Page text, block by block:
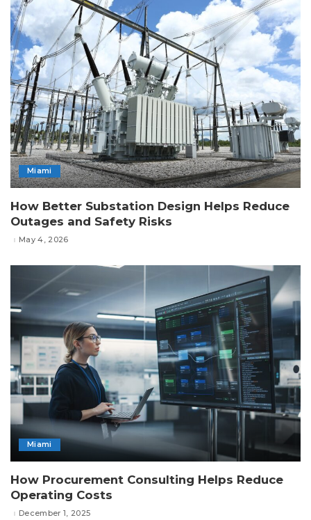
Miami
How Better Substation Design Helps Reduce
Outages and Safety Risks
May 4, 2026
Miami
How Procurement Consulting Helps Reduce
Operating Costs
December 1, 2025